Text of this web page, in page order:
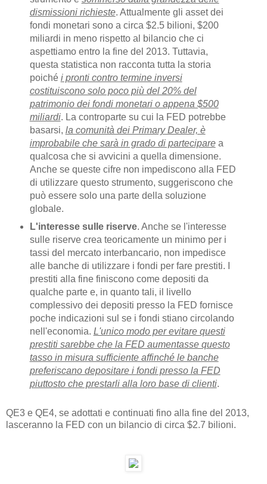
dismissioni richieste. Attualmente gli asset dei
fondi monetari sono a circa $2.5 bilioni, $200
miliardi in meno rispetto al bilancio che ci
aspettiamo entro la fine del 2013. Tuttavia,
questa statistica non racconta tutta la storia
poiché i pronti contro termine inversi
costituiscono solo poco più del 20% del
patrimonio dei fondi monetari o appena $500
miliardi. La controparte su cui la FED potrebbe
basarsi, la comunità dei Primary Dealer, è
improbabile che sarà in grado di parteciparea
qualcosa che si avvicini a quella dimensione.
Anche se queste cifre non impediscono alla FED
di utilizzare questo strumento, suggeriscono che
può essere solo una parte della soluzione
globale.
L'interesse sulle riserve. Anche se l'interesse
sulle riserve crea teoricamente un minimo per i
tassi del mercato interbancario, non impedisce
alle banche di utilizzare i fondi per fare prestiti. I
prestiti alla fine finiscono come depositi da
qualche parte e, in quanto tali, il livello
complessivo dei depositi presso la FED fornisce
poche indicazioni sul se i fondi stiano circolando
nell'economia. L'unico modo per evitare questi
prestiti sarebbe che la FED aumentasse questo
tasso in misura sufficiente affinché le banche
preferiscano depositare i fondi presso la FED
piuttosto che prestarli alla loro base di clienti.
QE3 e QE4, se adottati e continuati fino alla fine del 2013,
lasceranno la FED con un bilancio di circa $2.7 bilioni.